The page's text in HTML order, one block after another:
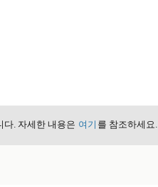
다. 자세한 내용은 여기 를 참조하세요.